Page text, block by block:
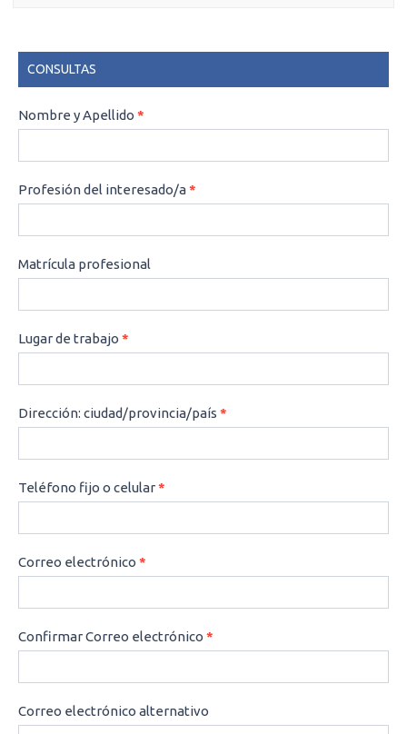
CONSULTAS
CONSULTAS
Nombre y Apellido *
Profesión del interesado/a*
Matrícula profesional
Lugar de trabajo *
Dirección: ciudad/provincia/país *
Teléfono fijo o celular*
Correo electrónico *
Confirmar Correo electrónico *
Correo electrónico alternativo